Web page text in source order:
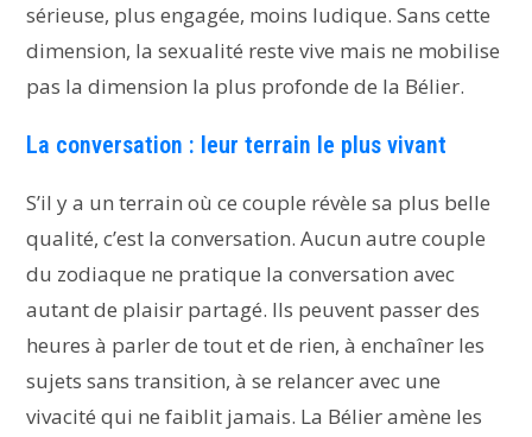
sérieuse, plus engagée, moins ludique. Sans cette
dimension, la sexualité reste vive mais ne mobilise
pas la dimension la plus profonde de la Bélier.
La conversation : leur terrain le plus vivant
S’il y a un terrain où ce couple révèle sa plus belle
qualité, c’est la conversation. Aucun autre couple
du zodiaque ne pratique la conversation avec
autant de plaisir partagé. Ils peuvent passer des
heures à parler de tout et de rien, à enchaîner les
sujets sans transition, à se relancer avec une
vivacité qui ne faiblit jamais. La Bélier amène les